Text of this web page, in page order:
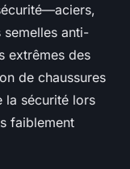
anti-
extrêmes des
de chaussures
la sécurité lors
faiblement